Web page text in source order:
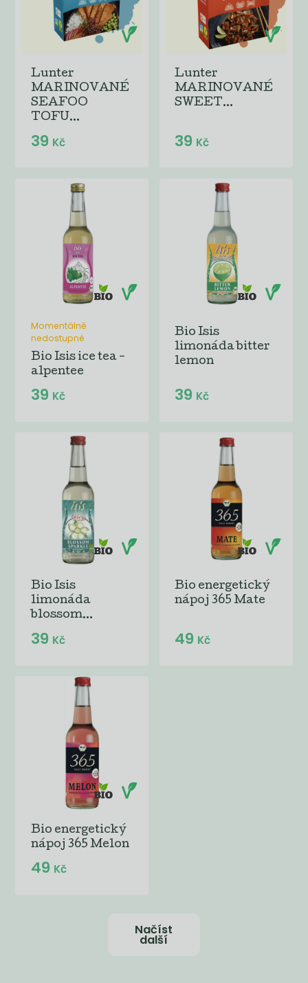
Lunter
MARINOVANÉ
SEAFOO
TOFU...
39 Kč
Lunter
MARINOVANÉ
SWEET...
39 Kč
Momentálně
nedostupné
Bio Isis ice tea -
alpentee
39 Kč
Bio Isis
limonáda bitter
lemon
39 Kč
Bio Isis
limonáda
blossom...
39 Kč
Bio energetický
nápoj 365 Mate
49 Kč
Bio energetický
nápoj 365 Melon
49 Kč
Načíst
další